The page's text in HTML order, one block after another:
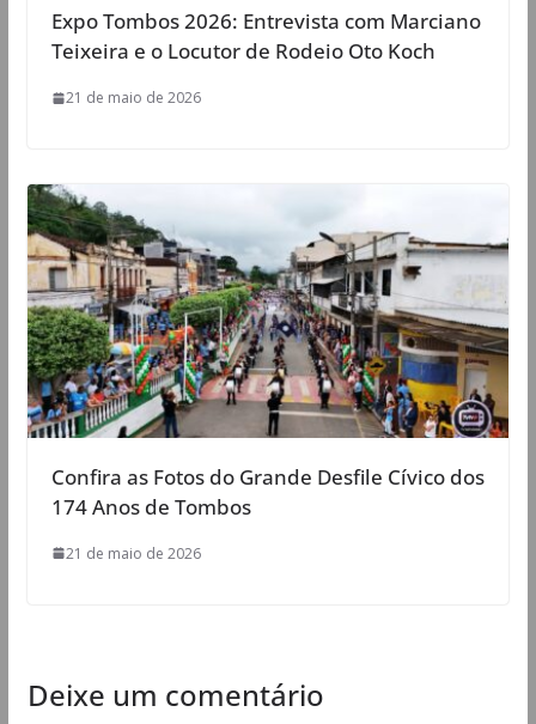
Expo Tombos 2026: Entrevista com Marciano
Teixeira e o Locutor de Rodeio Oto Koch
21 de maio de 2026
Confira as Fotos do Grande Desfile Cívico dos
174 Anos de Tombos
21 de maio de 2026
Deixe um comentário